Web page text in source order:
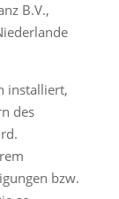
B.V.,
installiert,
des
bzw.